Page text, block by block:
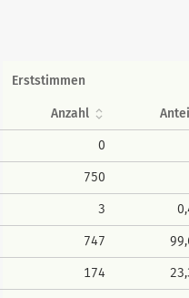
Erststimmen
Anzahl
0
750
3
747
174